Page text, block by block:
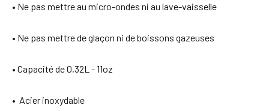
• Ne pas mettre au micro-ondes ni au lave-vaisselle
• Ne pas mettre de glaçon ni de boissons gazeuses
• Capacité de 0,32L - 11oz
• Acier inoxydable